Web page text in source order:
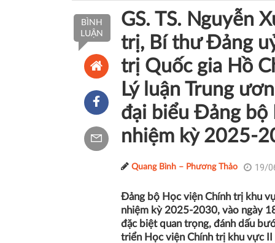
BÌNH
LUẬN
GS. TS. Nguyễn
trị, Bí thư Đảng
trị Quốc gia Hồ
Lý luận Trung
đại biểu Đảng bộ
nhiệm kỳ 2025-
Quang Bình – Phương Thảo 19/
Đảng bộ Học viện Chính trị khu
nhiệm kỳ 2025-2030, vào ngày
đặc biệt quan trọng, đánh dấu
triển Học viện Chính trị khu vực